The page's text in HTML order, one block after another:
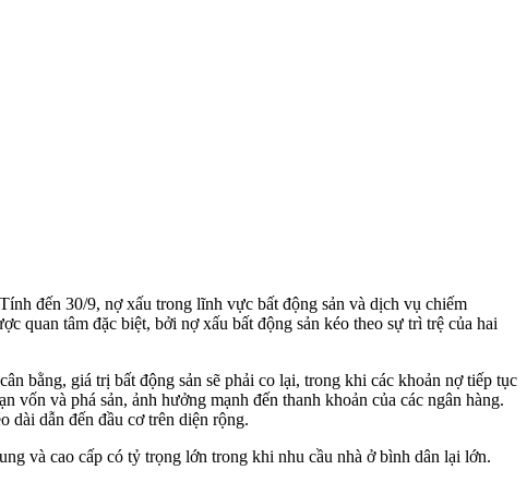
đến 30/9, nợ xấu trong lĩnh vực bất động sản và dịch vụ chiếm
quan tâm đặc biệt, bởi nợ xấu bất động sản kéo theo sự trì trệ của hai
bằng, giá trị bất động sản sẽ phải co lại, trong khi các khoản nợ tiếp tục
và phá sản, ảnh hưởng mạnh đến thanh khoản của các ngân hàng.
dài dẫn đến đầu cơ trên diện rộng.
và cao cấp có tỷ trọng lớn trong khi nhu cầu nhà ở bình dân lại lớn.